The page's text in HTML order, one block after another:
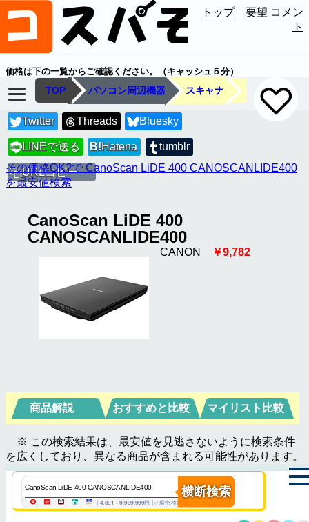
トップ
要望 コメン
ト
価格は下の一覧からご確認ください。（キャッシュ５分）
TOP パソコン周辺機器 スキャナ
Twitter Threads Bluesky
LINE LINEで送る B!Hatena tumblr
URLコピー
その価格OK?で CanoScan LiDE 400 CANOSCANLIDE400
を最安値検索
CanoScan LiDE 400
CANOSCANLIDE400
CANON ￥9,782
商品解説 おすすめと比較 マイリスト比較
※ この検索結果は、最安値を見逃さないように検索条件
を広くしており、異なる商品が含まれる可能性があります。